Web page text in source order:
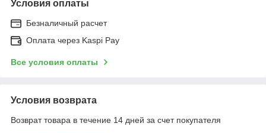
Условия оплаты
Безналичный расчет
Оплата через Kaspi Pay
Все условия оплаты
Условия возврата
Возврат товара в течение 14 дней за счет покупателя